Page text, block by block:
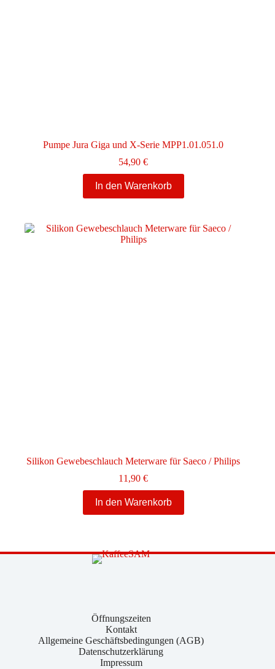
Pumpe Jura Giga und X-Serie MPP1.01.051.0
54,90€
In den Warenkorb
Silikon Gewebeschlauch Meterware für Saeco / Philips
11,90€
In den Warenkorb
Öffnungszeiten
Kontakt
Allgemeine Geschäftsbedingungen (AGB)
Datenschutzerklärung
Impressum